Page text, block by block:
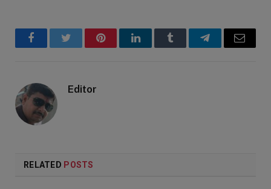
FacebookTwitter PinterestLinkedInTumblr TelegramEmail
Editor
RELATED POSTS